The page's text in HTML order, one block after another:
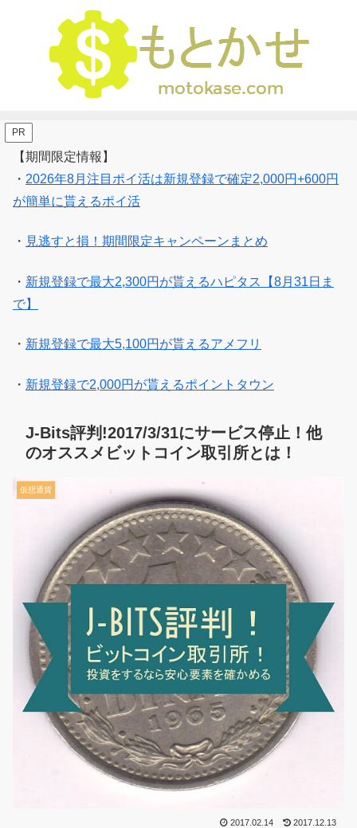
PR
【期間限定情報】
・ 2026年8月注目ポイ活は新規登録で確定2,000円+600円
が簡単に貰えるポイ活
・ 見逃すと損！期間限定キャンペーンまとめ
・ 新規登録で最大2,300円が貰えるハピタス【8月31日ま
で】
・ 新規登録で最大5,100円が貰えるアメフリ
・ 新規登録で2,000円が貰えるポイントタウン
J-Bits評判!2017/3/31にサービス停止！他
のオススメビットコイン取引所とは！
仮想通貨
2017.02.14 2017.12.13